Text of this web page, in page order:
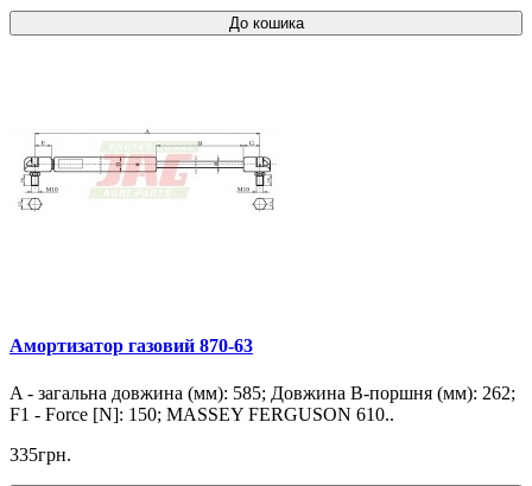
До кошика
Амортизатор газовий 870-63
A - загальна довжина (мм): 585; Довжина B-поршня (мм): 262;
F1 - Force [N]: 150; MASSEY FERGUSON 610..
335грн.